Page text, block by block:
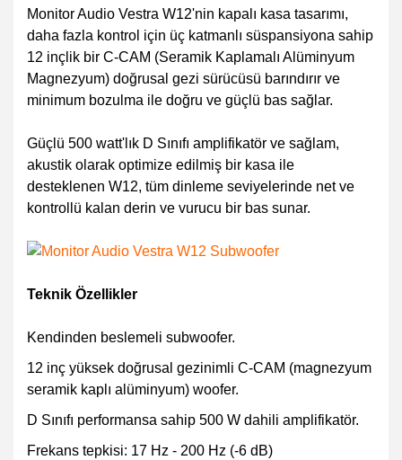
Monitor Audio Vestra W12'nin kapalı kasa tasarımı,
daha fazla kontrol için üç katmanlı süspansiyona sahip
12 inçlik bir C-CAM (Seramik Kaplamalı Alüminyum
Magnezyum) doğrusal gezi sürücüsü barındırır ve
minimum bozulma ile doğru ve güçlü bas sağlar.
Güçlü 500 watt'lık D Sınıfı amplifikatör ve sağlam,
akustik olarak optimize edilmiş bir kasa ile
desteklenen W12, tüm dinleme seviyelerinde net ve
kontrollü kalan derin ve vurucu bir bas sunar.
Teknik Özellikler
Kendinden beslemeli subwoofer.
12 inç yüksek doğrusal gezinimli C-CAM (magnezyum
seramik kaplı alüminyum) woofer.
D Sınıfı performansa sahip 500 W dahili amplifikatör.
Frekans tepkisi: 17 Hz - 200 Hz (-6 dB)